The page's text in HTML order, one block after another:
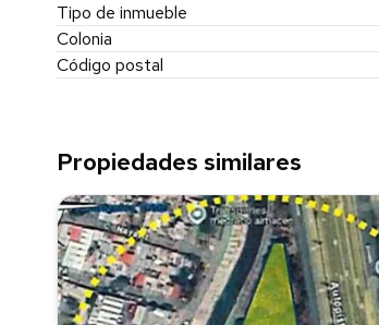
Tipo de inmueble
Colonia
Código postal
Propiedades similares